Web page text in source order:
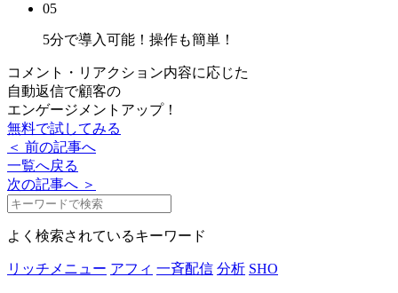
05
5分で導入可能！ 操作も簡単！
コメント・リアクション内容に応じた
自動返信で顧客の
エンゲージメントアップ！
無料で試してみる
＜ 前の記事へ
一覧へ戻る
次の記事へ ＞
よく検索されているキーワード
リッチメニュー アフィ 一斉配信 分析 SHO